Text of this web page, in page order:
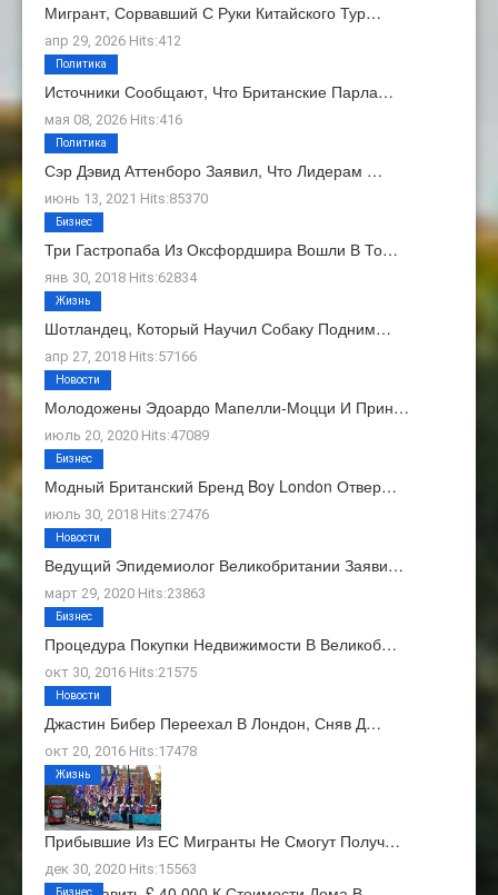
Мигрант, Сорвавший С Руки Китайского Тур…
апр 29, 2026 Hits:412
Источники Сообщают, Что Британские Парла…
мая 08, 2026 Hits:416
Политика
Сэр Дэвид Аттенборо Заявил, Что Лидерам …
июнь 13, 2021 Hits:85370
Политика
Три Гастропаба Из Оксфордшира Вошли В То…
янв 30, 2018 Hits:62834
Бизнес
Шотландец, Который Научил Собаку Подним…
апр 27, 2018 Hits:57166
Жизнь
Молодожены Эдоардо Мапелли-Моцци И Прин…
июль 20, 2020 Hits:47089
Новости
Модный Британский Бренд Boy London Отвер…
июль 30, 2018 Hits:27476
Бизнес
Ведущий Эпидемиолог Великобритании Заяви…
март 29, 2020 Hits:23863
Новости
Процедура Покупки Недвижимости В Великоб…
окт 30, 2016 Hits:21575
Бизнес
Джастин Бибер Переехал В Лондон, Сняв Д…
окт 20, 2016 Hits:17478
Новости
Прибывшие Из ЕС Мигранты Не Смогут Получ…
дек 30, 2020 Hits:15563
Жизнь
Бизнес